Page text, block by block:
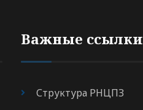
Важные ссылки
Структура РНЦПЗ